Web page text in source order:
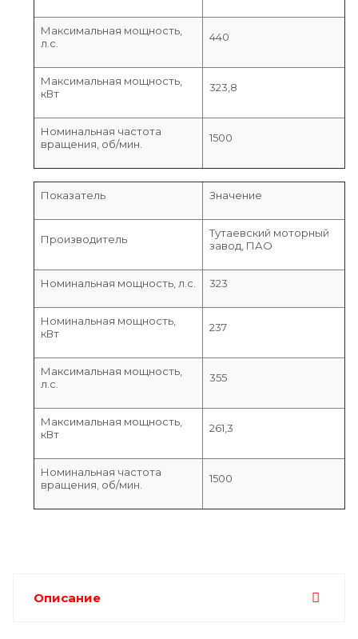
Максимальная мощность,
л.с.
440
Максимальная мощность,
кВт
323,8
Номинальная частота
вращения, об/мин.
1500
Показатель Значение
Производитель
Тутаевский моторный
завод, ПАО
Номинальная мощность, л.с. 323
Номинальная мощность,
кВт
237
Максимальная мощность,
л.с.
355
Максимальная мощность,
кВт
261,3
Номинальная частота
вращения, об/мин.
1500
Описание